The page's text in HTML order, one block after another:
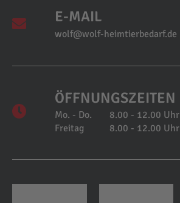
E-MAIL
wolf@wolf-heimtierbedarf.de
ÖFFNUNGSZEITEN
Mo. - Do. 8.00 - 12.00 Uhr
Freitag
8.00 - 12.00 Uhr